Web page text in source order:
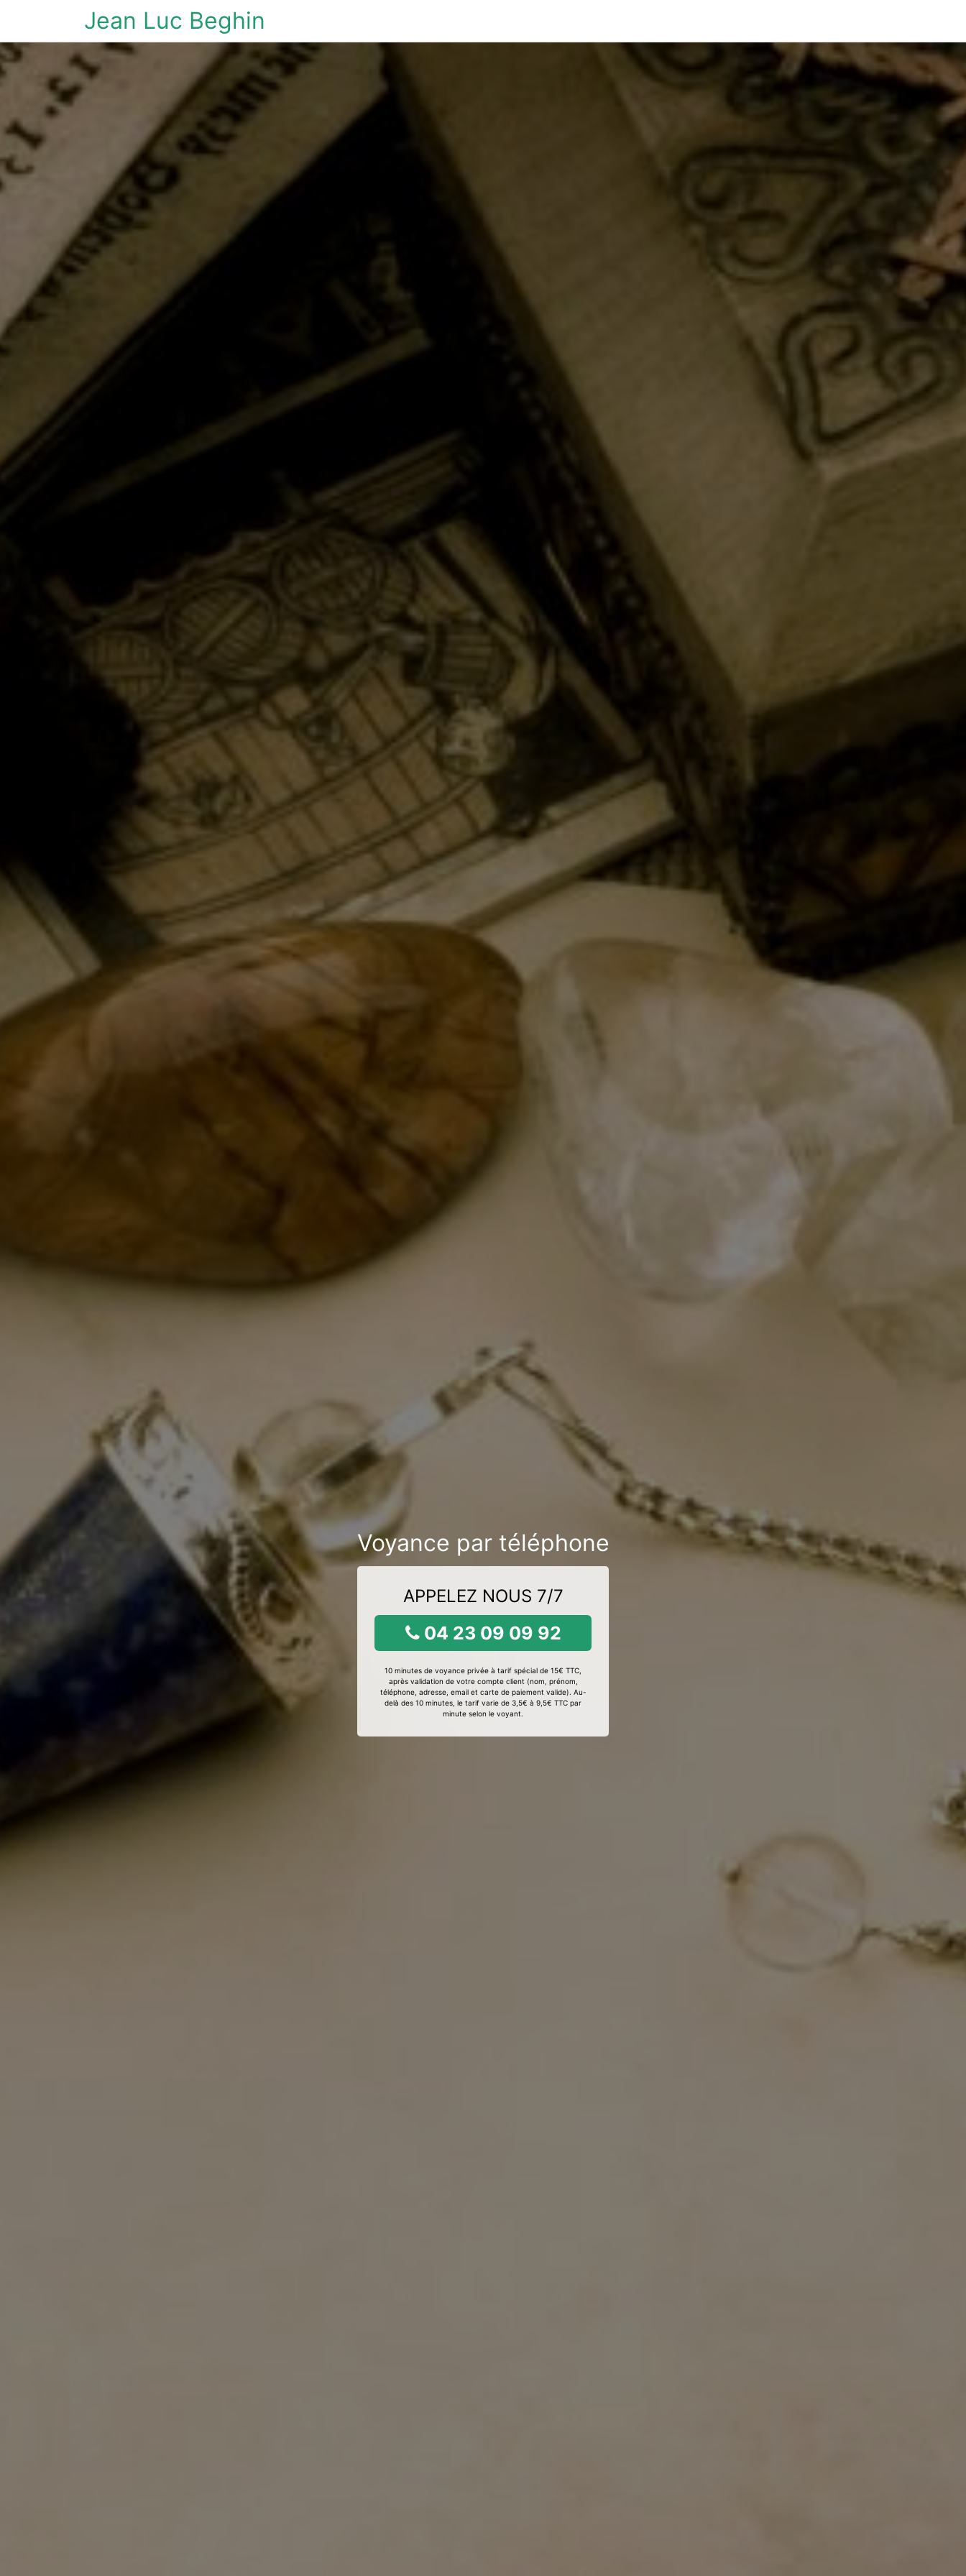
Jean Luc Beghin
Voyance par téléphone
APPELEZ NOUS 7/7
04 23 09 09 92
10 minutes de voyance privée à tarif spécial de 15€ TTC,
après validation de votre compte client (nom, prénom,
téléphone, adresse, email et carte de paiement valide). Au-
delà des 10 minutes, le tarif varie de 3,5€ à 9,5€ TTC par
minute selon le voyant.